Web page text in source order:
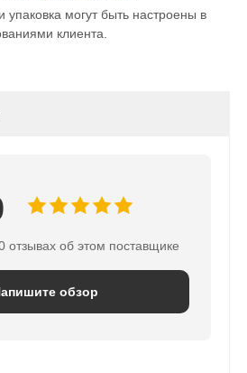
упаковка могут быть настроены в
клиента.
отзывах об этом поставщике
обзор